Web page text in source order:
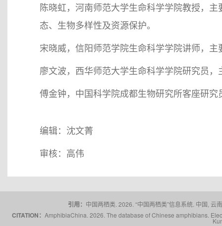
陈晓虹，河南师范大学生命科学学院教授，
态、生物多样性及资源保护。
宋晓威，信阳师范学院生命科学学院讲师，
廖文波，西华师范大学生命科学学院研究员
傅金钟，中国科学院成都生物研究所客座研
编辑：沈文菁
审核：高伟
引用： 中国两栖类. 2026. “中国两栖类”信息系统. 中国,
CITATION： AmphibiaChina. 2026. The database of Chinese amphibians.